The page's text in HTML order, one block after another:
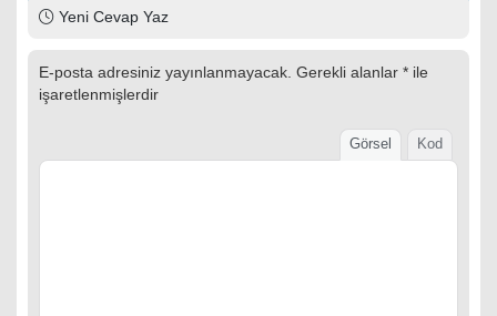
Yeni Cevap Yaz
E-posta adresiniz yayınlanmayacak. Gerekli alanlar * ile
işaretlenmişlerdir
Görsel Kod